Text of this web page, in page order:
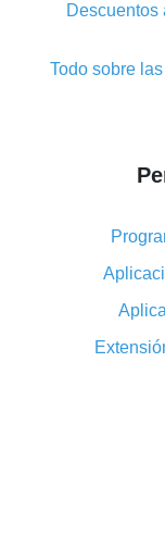
Descuentos
Todo sobre
Qué es el
Dónde
En qué
Reembolso
¡El doble
Cómo utilizar
Todo
cómo